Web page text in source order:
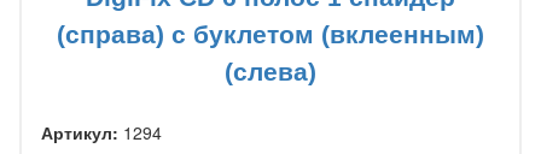
(справа) с буклетом (вклеенным)
(слева)
Артикул: 1294